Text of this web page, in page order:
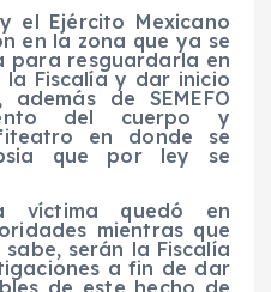
el Ejército Mexicano
en la zona que ya se
para resguardarla en
Fiscalía y dar inicio
de SEMEFO
del cuerpo y
en donde se
que por ley se
víctima quedó en
mientras que
serán la Fiscalía
a fin de dar